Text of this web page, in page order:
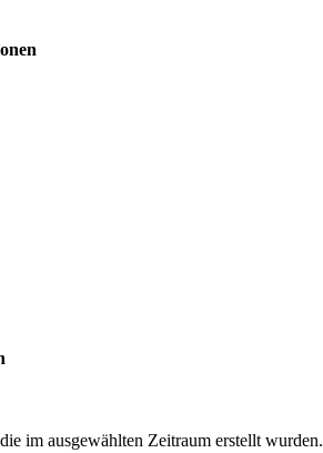
im ausgewählten Zeitraum erstellt wurden.